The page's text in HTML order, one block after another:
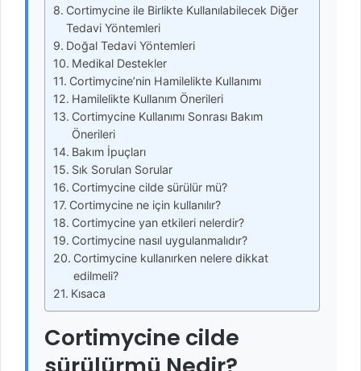
Cortimycine ile Birlikte Kullanılabilecek Diğer
Tedavi Yöntemleri
Doğal Tedavi Yöntemleri
Medikal Destekler
Cortimycine’nin Hamilelikte Kullanımı
Hamilelikte Kullanım Önerileri
Cortimycine Kullanımı Sonrası Bakım
Önerileri
Bakım İpuçları
Sık Sorulan Sorular
Cortimycine cilde sürülür mü?
Cortimycine ne için kullanılır?
Cortimycine yan etkileri nelerdir?
Cortimycine nasıl uygulanmalıdır?
Cortimycine kullanırken nelere dikkat
edilmeli?
Kısaca
Cortimycine cilde